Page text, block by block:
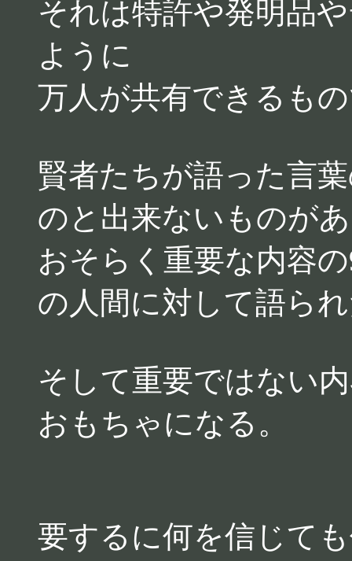
それは特許や発明品
ように
万人が共有できるも
賢者たちが語った言
のと出来ないものが
おそらく重要な内容
の人間に対して語ら
そして重要ではない
おもちゃになる。
要するに何を信じて